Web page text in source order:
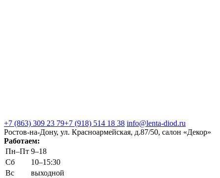
+7 (863) 309 23 79+7 (918) 514 18 38 info@lenta-diod.ru
Ростов-на-Дону, ул. Красноармейская, д.87/50, салон «Декор»
Работаем:
Пн–Пт 9–18
Сб
10–15:30
Вс
выходной